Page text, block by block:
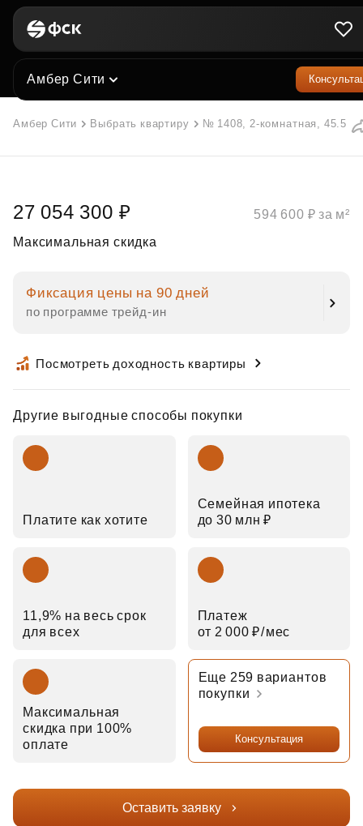
Амбер Сити
Амбер Сити Выбрать квартиру № 1408, 2-комнатная, 45.5 м²
27 054 300 ₽
Максимальная скидка
Фиксация цены на 90 дней
по программе трейд‑ин
Посмотреть доходность квартиры
Другие выгодные способы покупки
Платите как хотите
Семейная ипотека
до 30 млн ₽
11,9% на весь срок
для всех
Платеж
от 2 000 ₽⁠/⁠мес
Максимальная
скидка при 100%
оплате
Еще 259 вариантов
покупки
Консультация
594 600 ₽ за м²
Оставить заявку